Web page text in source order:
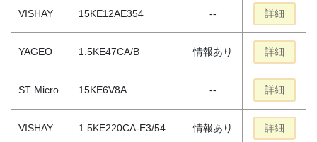
VISHAY 15KE12AE354 -- 詳細
YAGEO 1.5KE47CA/B 情報あり 詳細
ST Micro 15KE6V8A -- 詳細
VISHAY 1.5KE220CA-E3/54 情報あり 詳細